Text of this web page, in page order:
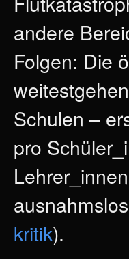
andere
Folgen: Die
Schulen –
pro
kritik).